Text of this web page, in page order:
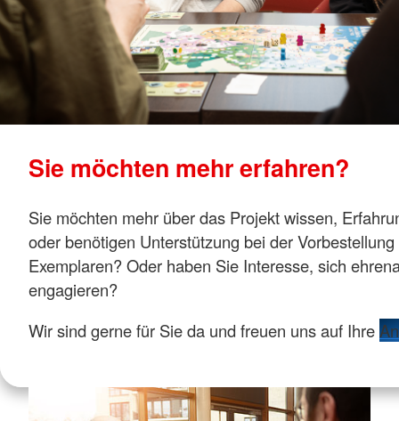
Sie möchten mehr erfahren?
Sie möchten mehr über das Projekt wissen,
oder benötigen Unterstützung bei der
Exemplaren? Oder haben Sie Interesse, sich
engagieren?
Wir sind gerne für Sie da und freuen uns auf Ihre